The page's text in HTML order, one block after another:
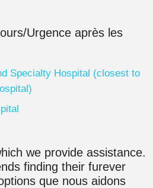
Urgence après les
Specialty Hospital (closest to
we provide assistance.
finding their furever
que nous aidons